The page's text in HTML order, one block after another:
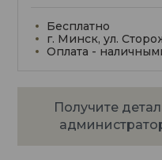
Бесплатно
г. Минск, ул.
Оплата -
Получите